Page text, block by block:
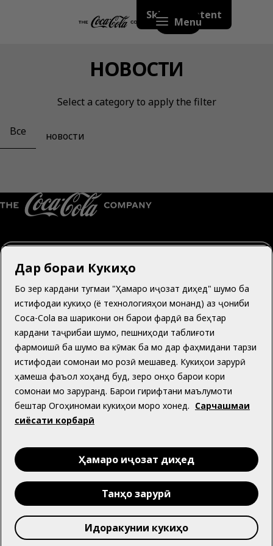
Skip to content
Menu
НОВОСТИ
Select a category to apply the filter
Все новости
Дар бораи мо
Ба кӯмак ниёз доред?
FacebookInstagram
© 2026 The Coca‑Cola Company, Ҳамаи ҳуқуқҳо ҳифз
шудаанд
Дар бораи Кукиҳо
Бо зер кардани тугмаи "Ҳамаро иҷозат диҳед" шумо ба
истифодаи кукиҳо (ё технологияҳои монанд) аз ҷониби
Coca-Cola ва шарикони он барои фардӣ ва беҳтар
кардани таҷрибаи шумо, пешниҳоди таблиғоти
фармоишӣ ба шумо ва кӯмак ба мо дар фаҳмидани тарзи
истифодаи сомонаи мо розӣ мешавед. Кукиҳои зарурӣ
ҳамеша фаъол хоҳанд буд, зеро онҳо барои кори
сомонаи мо заруранд. Барои гирифтани маълумоти
бештар Огоҳиномаи кукиҳои моро хонед. Сарчашмаи
сиёсати корбарӣ
Ҳамаро иҷозат диҳед
Танҳо зарурӣ
Идоракунии кукиҳо